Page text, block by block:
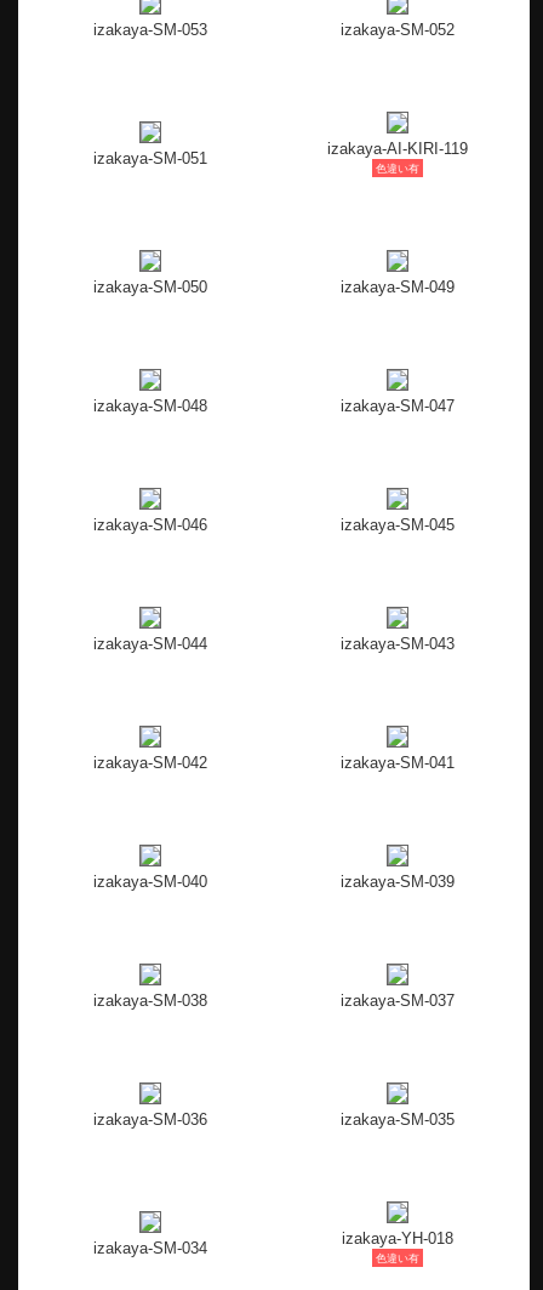
izakaya-SM-053 izakaya-SM-052
izakaya-SM-051
izakaya-AI-KIRI-119
色違い有
izakaya-SM-050 izakaya-SM-049
izakaya-SM-048 izakaya-SM-047
izakaya-SM-046 izakaya-SM-045
izakaya-SM-044 izakaya-SM-043
izakaya-SM-042 izakaya-SM-041
izakaya-SM-040 izakaya-SM-039
izakaya-SM-038 izakaya-SM-037
izakaya-SM-036 izakaya-SM-035
izakaya-SM-034
izakaya-YH-018
色違い有